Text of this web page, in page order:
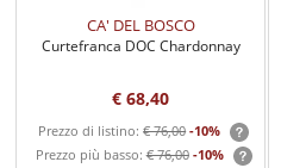
CA' DEL BOSCO
Curtefranca DOC Chardonnay
€ 68,40
Prezzo di listino:€ 76,00 -10%
Prezzo più basso:€ 76,00 -10%